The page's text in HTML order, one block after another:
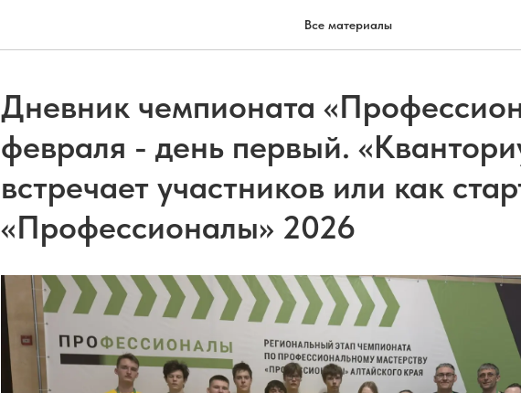
Все материалы
Дневник чемпионата
февраля - день первый.
встречает участников или как
«Профессионалы» 2026